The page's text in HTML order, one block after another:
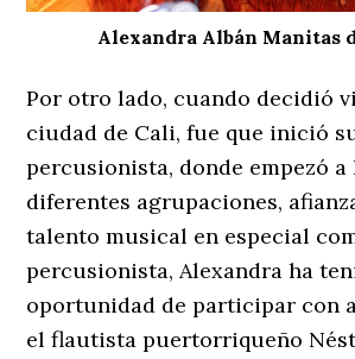
Alexandra Albán Manitas
Por otro lado, cuando decidió
ciudad de Cali, fue que inició
percusionista, donde empezó a
diferentes agrupaciones,
talento musical en especial
percusionista, Alexandra ha
oportunidad de participar con
el flautista puertorriqueño